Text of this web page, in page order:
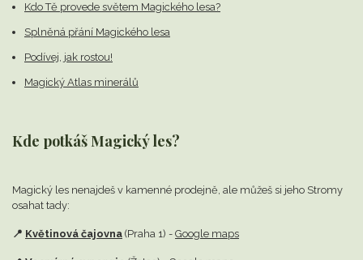
Kdo Tě provede světem Magického lesa?
Splněná přání Magického lesa
Podívej, jak rostou!
Magický Atlas minerálů
Kde potkáš Magický les?
Magický les nenajdeš v kamenné prodejně, ale můžeš si jeho Stromy
osahat tady:
📍 Květinová čajovna (Praha 1) - Google maps